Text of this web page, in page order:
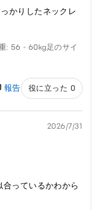
かりしたネックレ
: 56 - 60kg 足のサイ
報告 役に立った 0
2026/7/31
っているかわから